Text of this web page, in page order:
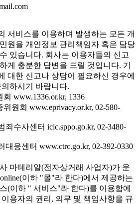
서비스를 이용하며 발생하는 모든 개
원을 개인정보 관리책임자 혹은 담당
있습니다. 회사는 이용자들의 신고
게 충분한 답변을 드릴 것입니다. 기
대한 신고나 상담이 필요하신 경우에
하시기 바랍니다.
www.1336.or.kr, 1336
원회 www.eprivacy.or.kr, 02-580-
수사센터 icic.sppo.go.kr, 02-3480-
대응센터 www.ctrc.go.kr, 02-392-0330
마테리알(전자상거래 사업자)가 운
이하 "몰"라 한다)에서 제공하는
(이하 " 서비스"라 한다)를 이용함에
용자의 권리, 의무 및 책임사항을 규